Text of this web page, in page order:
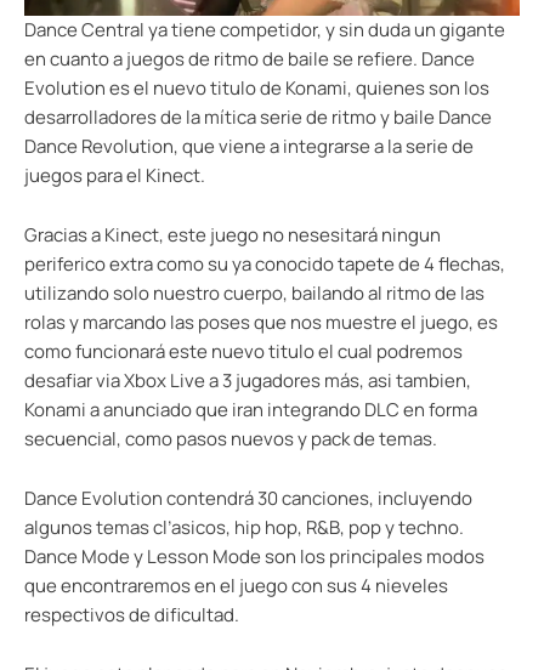
Dance Central ya tiene competidor, y sin duda un gigante
en cuanto a juegos de ritmo de baile se refiere. Dance
Evolution es el nuevo titulo de Konami, quienes son los
desarrolladores de la mítica serie de ritmo y baile Dance
Dance Revolution, que viene a integrarse a la serie de
juegos para el Kinect.
Gracias a Kinect, este juego no nesesitará ningun
periferico extra como su ya conocido tapete de 4 flechas,
utilizando solo nuestro cuerpo, bailando al ritmo de las
rolas y marcando las poses que nos muestre el juego, es
como funcionará este nuevo titulo el cual podremos
desafiar via Xbox Live a 3 jugadores más, asi tambien,
Konami a anunciado que iran integrando DLC en forma
secuencial, como pasos nuevos y pack de temas.
Dance Evolution contendrá 30 canciones, incluyendo
algunos temas cl’asicos, hip hop, R&B, pop y techno.
Dance Mode y Lesson Mode son los principales modos
que encontraremos en el juego con sus 4 nieveles
respectivos de dificultad.